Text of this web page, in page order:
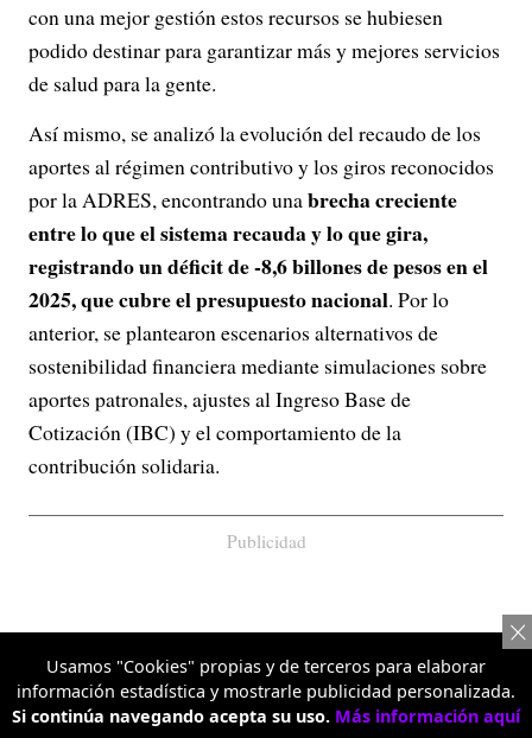
con una mejor gestión estos recursos se hubiesen
podido destinar para garantizar más y mejores servicios
de salud para la gente.
Así mismo, se analizó la evolución del recaudo de los
aportes al régimen contributivo y los giros reconocidos
por la ADRES, encontrando unabrecha creciente
entre lo que el sistema recauda y lo que gira,
registrando un déficit de -8,6 billones de pesos en el
2025, que cubre el presupuesto nacional. Por lo
anterior, se plantearon escenarios alternativos de
sostenibilidad financiera mediante simulaciones sobre
aportes patronales, ajustes al Ingreso Base de
Cotización (IBC) y el comportamiento de la
contribución solidaria.
Publicidad
Usamos "Cookies" propias y de terceros para elaborar
información estadística y mostrarle publicidad personalizada.
Si continúa navegando acepta su uso. Más información aquí